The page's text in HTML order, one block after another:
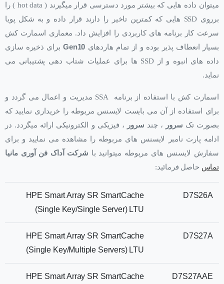
میتوان داده هایی که بیشتر مورد دسترسی قرار میگیرند ( hot data ) را
برروی SSD هایی که کمترین تاخیر را دارند قرار داده و به شکل پویا
سرعت کار برنامه های کاربردی را افزایش داد. معماری اسمارت کش
بسیار انعطاف پذیر بوده و از تمام هاردهای Gen10برای ذخیره سازی
داده های انبوه و از SSD ها برای عملیات شتاب دهی پشتیبانی می
نماید.
اسمارت کش با استفاده از برنامه SSA مدیریت و اعمال می گردد و
برای استفاده از آن می بایست لایسنس مربوطه را خریداری نمایید که
بصورت تک سرور ، چند سرور
، فیزیکی و الکترونیکی ارائه میگردد. در
ادامه پارت نامبر لایسنس های مربوطه را مشاهده می نمایید و برای
سفارش لایسنس های مربوطه میتوانید با شرکت آداک فن آوری مانیا
تماس حاصل فرمائید:
HPE Smart Array SR SmartCache
(Single Key/Single Server) LTU
D7S26A
HPE Smart Array SR SmartCache
(Single Key/Multiple Servers) LTU
D7S27A
HPE Smart Array SR SmartCache
D7S27AAE